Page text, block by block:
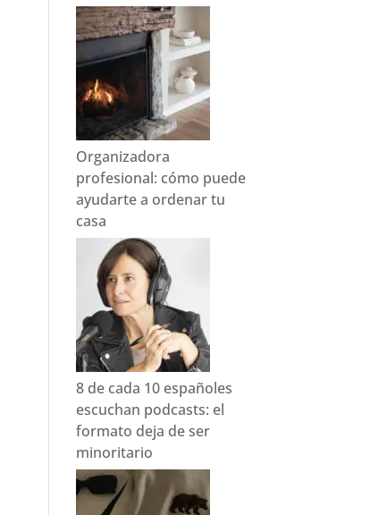
Organizadora
profesional: cómo puede
ayudarte a ordenar tu
casa
8 de cada 10 españoles
escuchan podcasts: el
formato deja de ser
minoritario